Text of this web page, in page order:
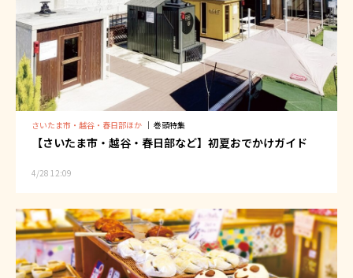
さいたま市・越谷・春日部ほか ｜ 巻頭特集
【さいたま市・越谷・春日部など】初夏おでかけガイド
4/28 12:09